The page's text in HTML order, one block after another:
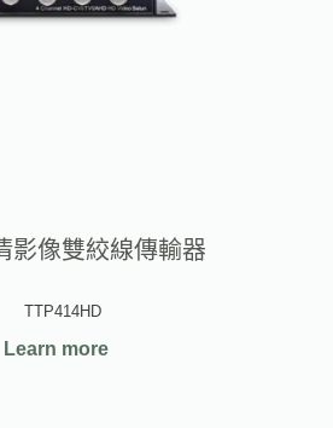
影像雙絞線傳輸器
TTP414HD
Learn more